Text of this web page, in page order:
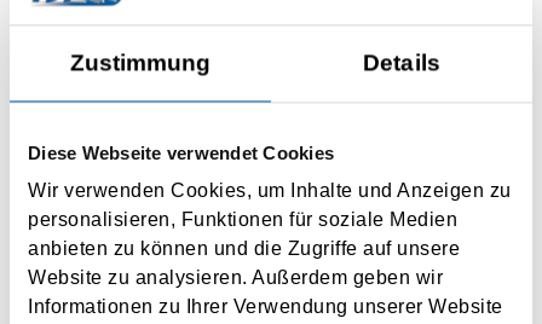
Zustimmung Details
Diese Webseite verwendet Cookies
Wir verwenden Cookies, um Inhalte und Anzeigen zu
personalisieren, Funktionen für soziale Medien
anbieten zu können und die Zugriffe auf unsere
Website zu analysieren. Außerdem geben wir
Informationen zu Ihrer Verwendung unserer Website
City
Country
Phone
Email address